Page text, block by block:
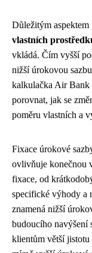
Důležitým
vlastních
vkládá. Čím vyšší
nižší úrokovou
kalkulačka Air Bank
porovnat, jak se
poměru vlastních a
Fixace úrokové
ovlivňuje konečnou
fixace, od
specifické výhody a
znamená nižší
budoucího navýšení
klientům větší jistotu